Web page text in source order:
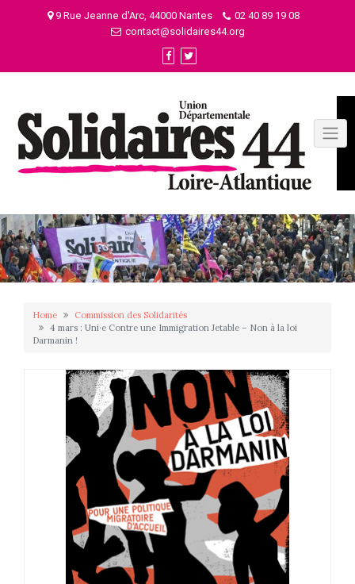
9 Rue Jeanne d'Arc, 44000 Nantes
02 40 89 19 08
contact@solidaires44.org
Home
Commission des Solidarités
4 mars : Uni·e Contre une Immigration Jetable – Non à la loi
Darmanin !